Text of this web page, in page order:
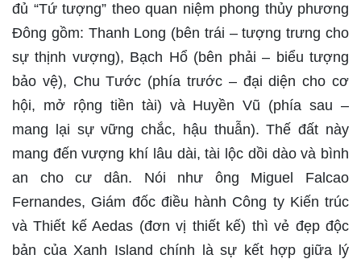
đủ “Tứ tượng” theo quan niệm phong thủy phương
Đông gồm: Thanh Long (bên trái – tượng trưng cho
sự thịnh vượng), Bạch Hổ (bên phải – biểu tượng
bảo vệ), Chu Tước (phía trước – đại diện cho cơ
hội, mở rộng tiền tài) và Huyền Vũ (phía sau –
mang lại sự vững chắc, hậu thuẫn). Thế đất này
mang đến vượng khí lâu dài, tài lộc dồi dào và bình
an cho cư dân. Nói như ông Miguel Falcao
Fernandes, Giám đốc điều hành Công ty Kiến trúc
và Thiết kế Aedas (đơn vị thiết kế) thì vẻ đẹp độc
bản của Xanh Island chính là sự kết hợp giữa lý